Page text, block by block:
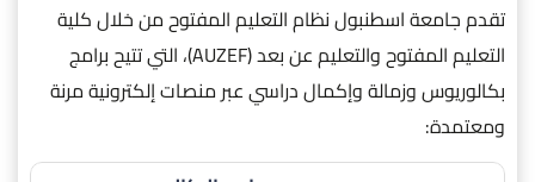
تقدم جامعة اسطنبول نظام التعليم المفتوح من خلال كلية
التعليم المفتوح والتعليم عن بعد (AUZEF)، التي تتيح برامج
بكالوريوس وزمالة وإكمال دراسي عبر منصات إلكترونية مرنة
ومعتمدة: